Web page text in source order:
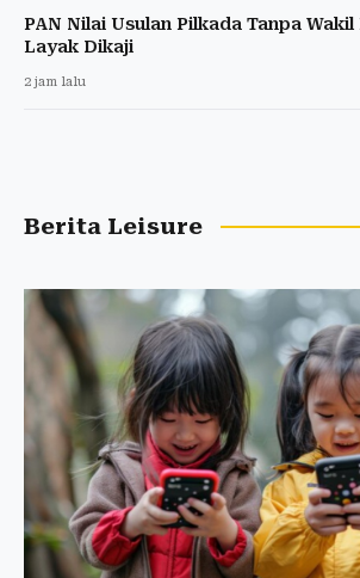
PAN Nilai Usulan Pilkada Tanpa
Layak Dikaji
2 jam lalu
Berita Leisure